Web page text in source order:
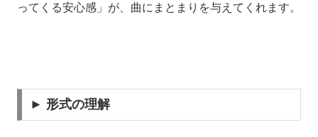
ってくる安心感」が、曲にまとまりを与えてくれます。
► 形式の理解